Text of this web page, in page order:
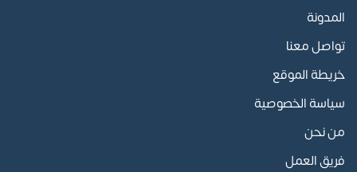
المدونة
تواصل معنا
خريطة الموقع
سياسة الخصوصية
من نحن
فريق العمل